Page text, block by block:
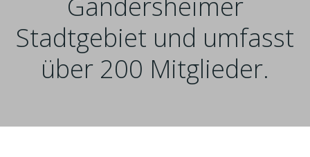
Stadtgebiet und umfasst
über 200 Mitglieder.